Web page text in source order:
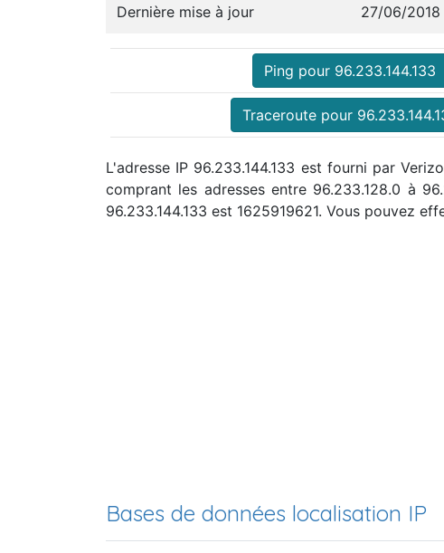
Dernière mise à jour 27/06/2018
Ping pour 96.233.144.133
Traceroute pour
L'adresse IP 96.233.144.133 est fourni par
comprant les adresses entre 96.233.128.0 à
96.233.144.133 est 1625919621. Vous pouvez
Bases de données localisation IP